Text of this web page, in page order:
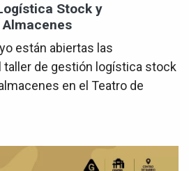
Stock y
están abiertas las
taller de gestión logística stock
en el Teatro de